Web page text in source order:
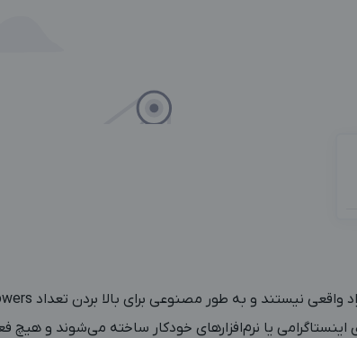
یا نرم‌افزارهای خودکار ساخته می‌شوند و هیچ